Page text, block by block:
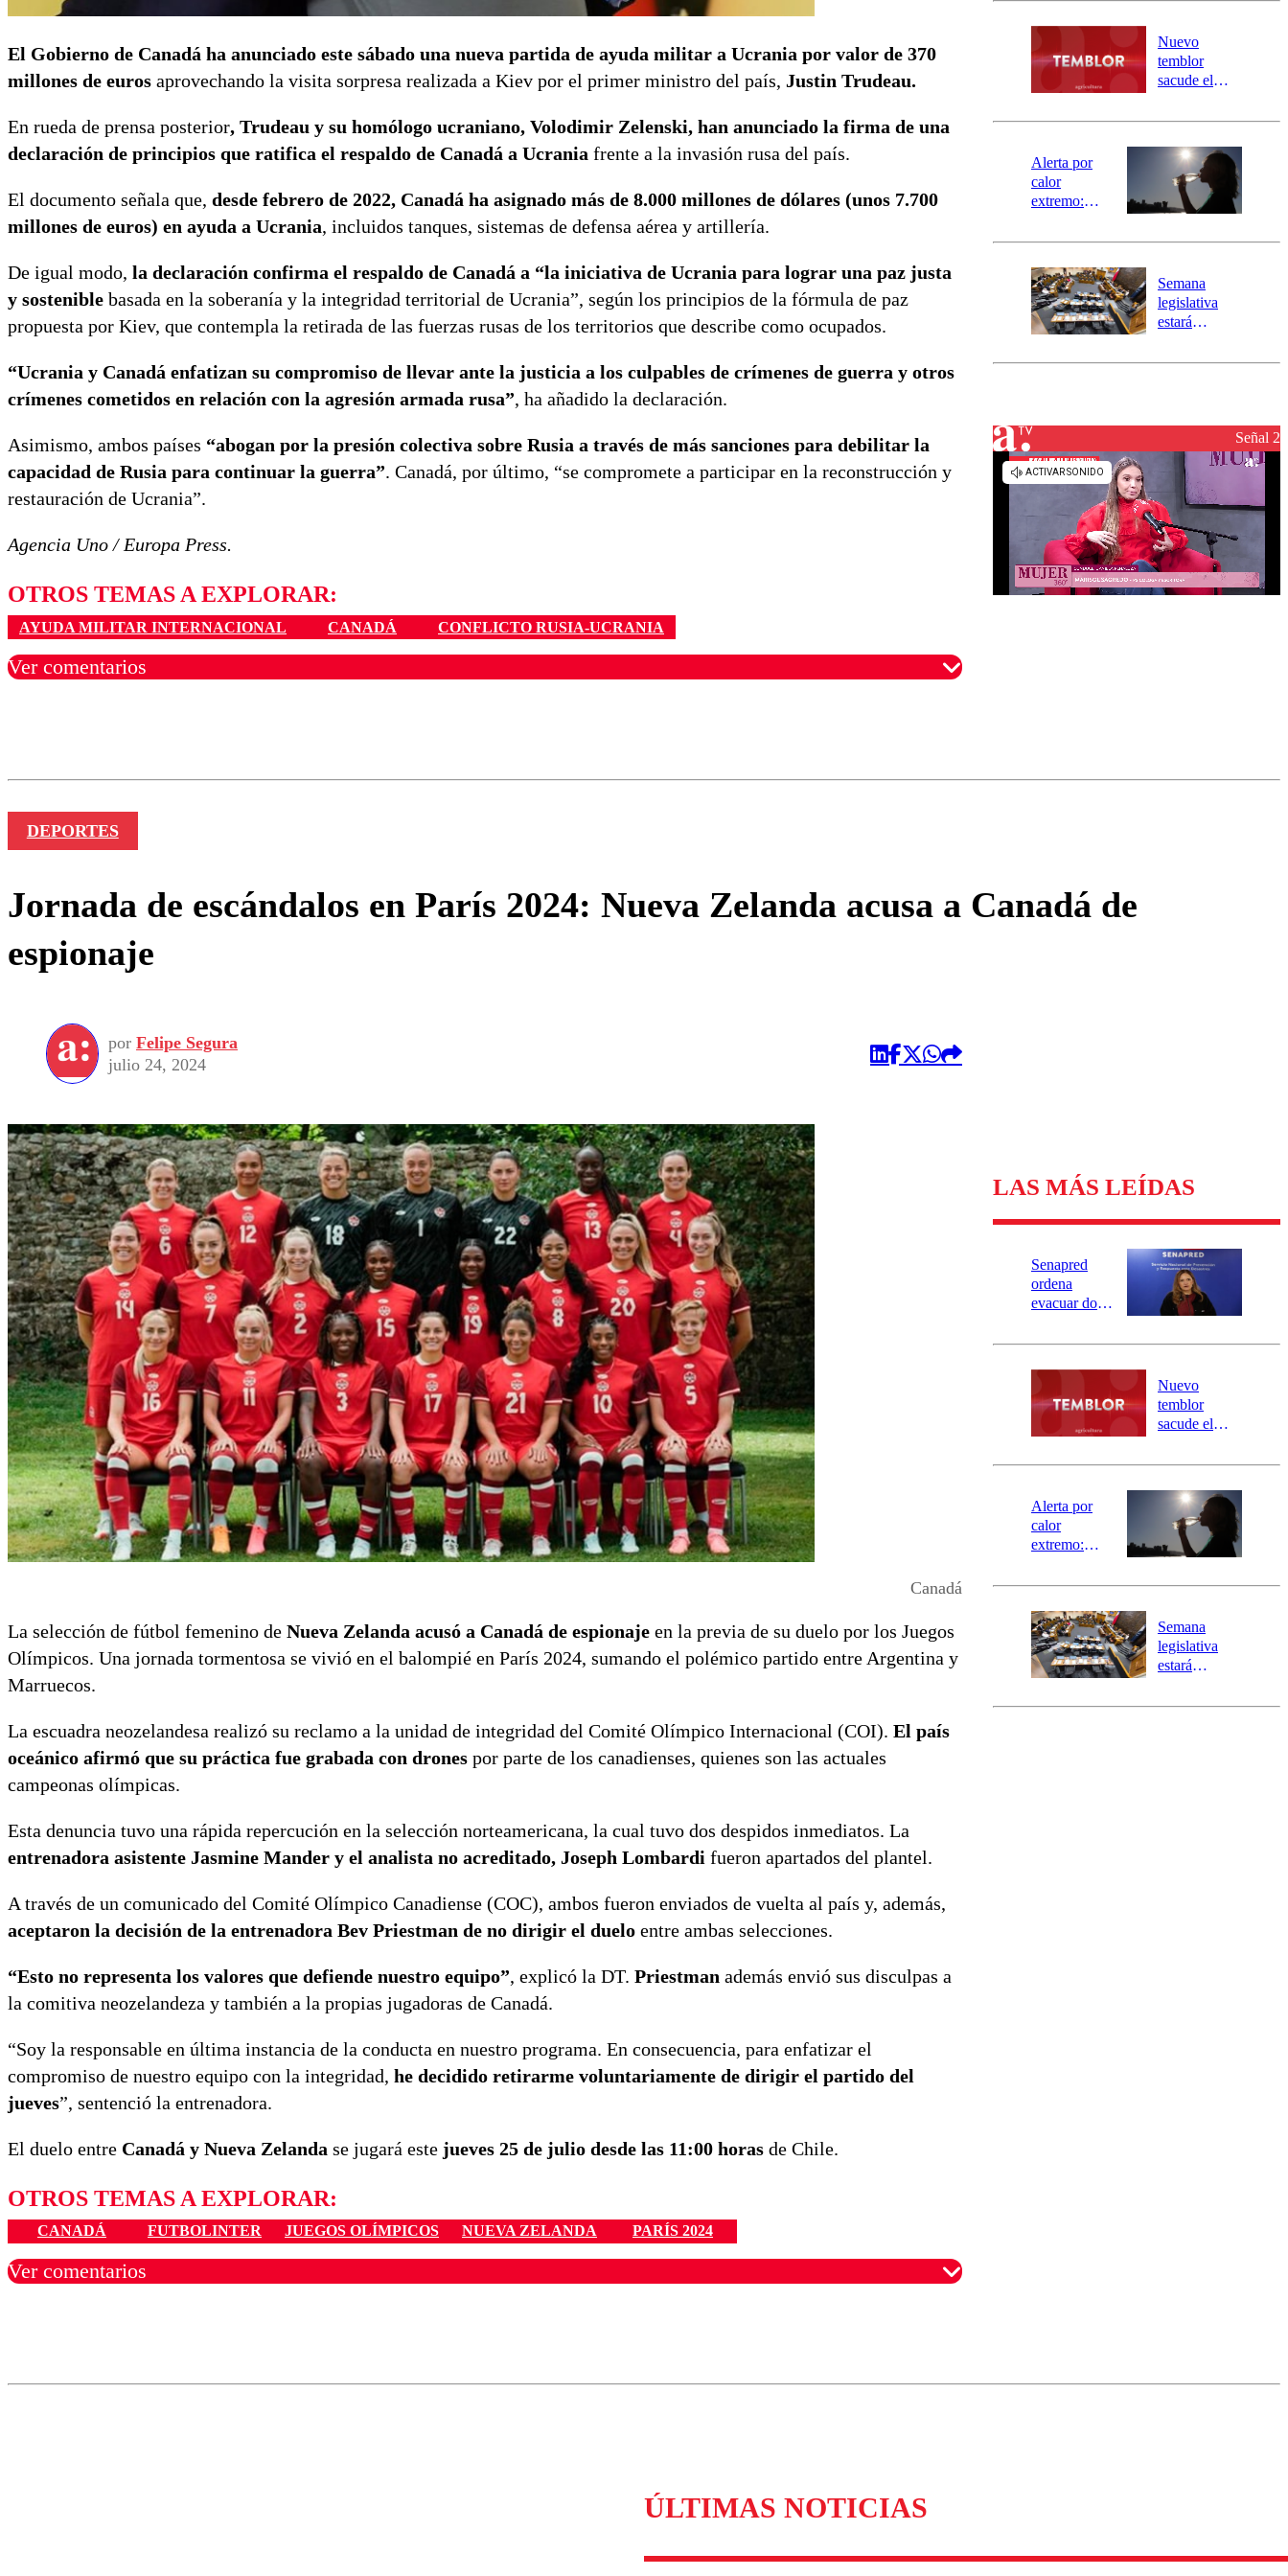
El Gobierno de Canadá ha anunciado este sábado una nueva partida de ayuda militar a Ucrania por valor de 370
millones de euros aprovechando la visita sorpresa realizada a Kiev por el primer ministro del país, Justin Trudeau.
En rueda de prensa posterior, Trudeau y su homólogo ucraniano, Volodimir Zelenski, han anunciado la firma de una
declaración de principios que ratifica el respaldo de Canadá a Ucrania frente a la invasión rusa del país.
El documento señala que, desde febrero de 2022, Canadá ha asignado más de 8.000 millones de dólares (unos 7.700
millones de euros) en ayuda a Ucrania, incluidos tanques, sistemas de defensa aérea y artillería.
De igual modo, la declaración confirma el respaldo de Canadá a “la iniciativa de Ucrania para lograr una paz justa
y sostenible basada en la soberanía y la integridad territorial de Ucrania”, según los principios de la fórmula de paz
propuesta por Kiev, que contempla la retirada de las fuerzas rusas de los territorios que describe como ocupados.
“Ucrania y Canadá enfatizan su compromiso de llevar ante la justicia a los culpables de crímenes de guerra y otros
crímenes cometidos en relación con la agresión armada rusa”, ha añadido la declaración.
Asimismo, ambos países “abogan por la presión colectiva sobre Rusia a través de más sanciones para debilitar la
capacidad de Rusia para continuar la guerra”. Canadá, por último, “se compromete a participar en la reconstrucción y
restauración de Ucrania”.
Agencia Uno / Europa Press.
OTROS TEMAS A EXPLORAR:
AYUDA MILITAR INTERNACIONAL CANADÁ CONFLICTO RUSIA-UCRANIA
Ver comentarios
río Damas:
activa
mensajería
SAE
Nuevo
temblor
sacude el
revisa la
epicentro
Alerta por
calor
extremo:
activa Alerta
Preventiva en
tres comunas
Semana
legislativa
estará
el fin de la
reconstrucciónSeñal 2
DEPORTES
Jornada de escándalos en París 2024: Nueva Zelanda acusa a Canadá de
espionaje
por Felipe Segura
julio 24, 2024
Canadá
La selección de fútbol femenino de Nueva Zelanda acusó a Canadá de espionaje en la previa de su duelo por los Juegos
Olímpicos. Una jornada tormentosa se vivió en el balompié en París 2024, sumando el polémico partido entre Argentina y
Marruecos.
La escuadra neozelandesa realizó su reclamo a la unidad de integridad del Comité Olímpico Internacional (COI). El país
oceánico afirmó que su práctica fue grabada con drones por parte de los canadienses, quienes son las actuales
campeonas olímpicas.
Esta denuncia tuvo una rápida repercución en la selección norteamericana, la cual tuvo dos despidos inmediatos. La
entrenadora asistente Jasmine Mander y el analista no acreditado, Joseph Lombardi fueron apartados del plantel.
A través de un comunicado del Comité Olímpico Canadiense (COC), ambos fueron enviados de vuelta al país y, además,
aceptaron la decisión de la entrenadora Bev Priestman de no dirigir el duelo entre ambas selecciones.
“Esto no representa los valores que defiende nuestro equipo”, explicó la DT. Priestman además envió sus disculpas a
la comitiva neozelandeza y también a la propias jugadoras de Canadá.
“Soy la responsable en última instancia de la conducta en nuestro programa. En consecuencia, para enfatizar el
compromiso de nuestro equipo con la integridad, he decidido retirarme voluntariamente de dirigir el partido del
jueves”, sentenció la entrenadora.
El duelo entre Canadá y Nueva Zelanda se jugará este jueves 25 de julio desde las 11:00 horas de Chile.
OTROS TEMAS A EXPLORAR:
CANADÁ FUTBOLINTER JUEGOS OLÍMPICOS NUEVA ZELANDA PARÍS 2024
Ver comentarios
LAS MÁS LEÍDAS
Senapred
ordena
evacuar dos
Carahue por
río Damas:
activa
mensajería
SAE
Nuevo
temblor
sacude el
revisa la
epicentro
Alerta por
calor
extremo:
activa Alerta
Preventiva en
tres comunas
Semana
legislativa
estará
el fin de la
ÚLTIMAS NOTICIAS